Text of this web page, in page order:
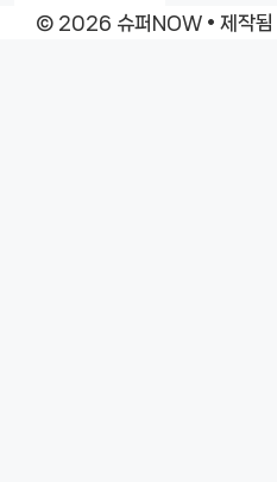
© 2026 슈퍼NOW • 제작됨